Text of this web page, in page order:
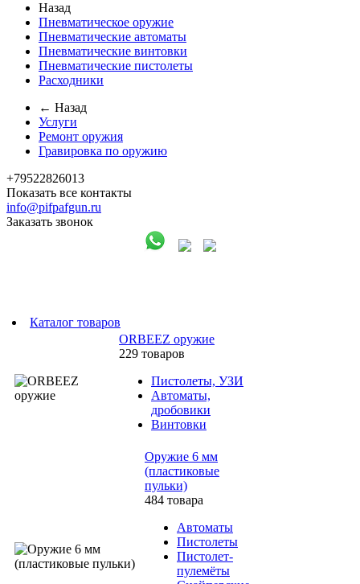
Назад
Пневматическое оружие
Пневматические автоматы
Пневматические винтовки
Пневматические пистолеты
Расходники
← Назад
Услуги
Ремонт оружия
Гравировка по оружию
+79522826013
Показать все контакты
info@pifpafgun.ru
Заказать звонок
Каталог товаров
ORBEEZ оружие
229 товаров
Пистолеты, УЗИ
Автоматы,
дробовики
Винтовки
Оружие 6 мм
(пластиковые
пульки)
484 товара
Автоматы
Пистолеты
Пистолет-
пулемёты